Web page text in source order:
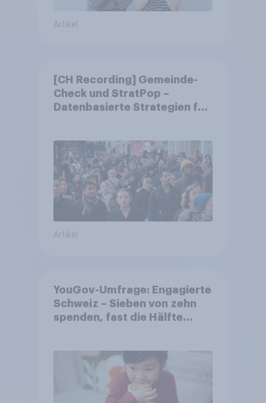
Artikel
[CH Recording] Gemeinde-
Check und StratPop –
Datenbasierte Strategien für
Artikel
YouGov-Umfrage: Engagierte
Schweiz – Sieben von zehn
spenden, fast die Hälfte